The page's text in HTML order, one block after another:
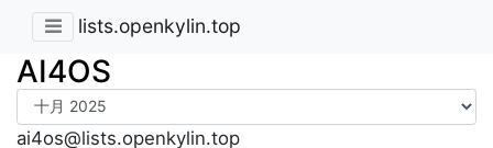
lists.openkylin.top
AI4OS
ai4os@lists.openkylin.top